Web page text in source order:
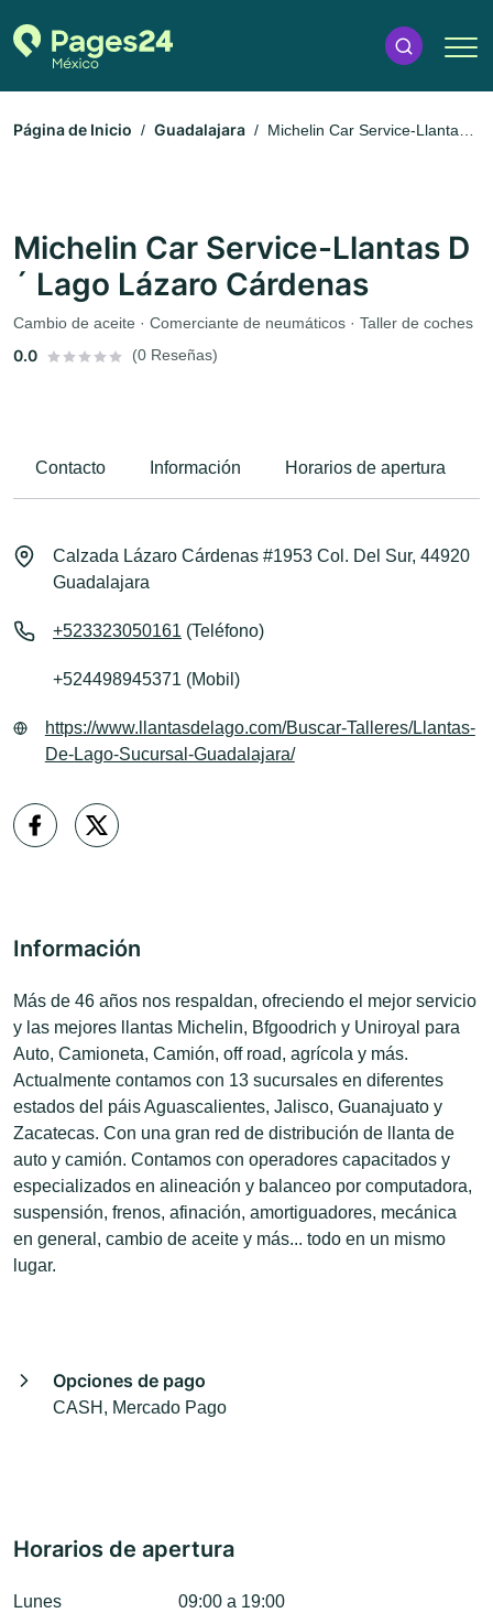
Página de Inicio Guadalajara
Michelin Car Service-Llantas
Michelin Car Service-Llantas D
´ Lago Lázaro Cárdenas
Cambio de aceite · Comerciante de neumáticos · Taller de coches
0.0 (0 Reseñas)
Contacto Información Horarios de apertura
Calzada Lázaro Cárdenas #1953 Col. Del Sur, 44920
Guadalajara
+523323050161 (Teléfono)
+524498945371 (Mobil)
https://www.llantasdelago.com/Buscar-Talleres/Llantas-
De-Lago-Sucursal-Guadalajara/
Información
Más de 46 años nos respaldan, ofreciendo el mejor servicio
y las mejores llantas Michelin, Bfgoodrich y Uniroyal para
Auto, Camioneta, Camión, off road, agrícola y más.
Actualmente contamos con 13 sucursales en diferentes
estados del páis Aguascalientes, Jalisco, Guanajuato y
Zacatecas. Con una gran red de distribución de llanta de
auto y camión. Contamos con operadores capacitados y
especializados en alineación y balanceo por computadora,
suspensión, frenos, afinación, amortiguadores, mecánica
en general, cambio de aceite y más... todo en un mismo
lugar.
Opciones de pago
CASH, Mercado Pago
Horarios de apertura
Lunes 09:00 a 19:00